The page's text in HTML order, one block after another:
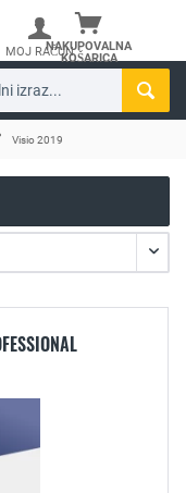
NAKUPOVALNA
KOŠARICA
MOJ RAČUN
Visio 2019